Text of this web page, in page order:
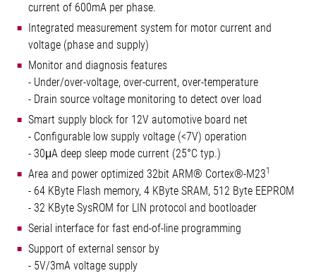
current of 600mA per phase.
Integrated measurement system for motor current and
voltage (phase and supply)
Monitor and diagnosis features
- Under/over-voltage, over-current, over-temperature
- Drain source voltage monitoring to detect over load
Smart supply block for 12V automotive board net
- Configurable low supply voltage (<7V) operation
- 30μA deep sleep mode current (25°C typ.)
Area and power optimized 32bit ARM® Cortex®-M231
- 64 KByte Flash memory, 4 KByte SRAM, 512 Byte EEPROM
- 32 KByte SysROM for LIN protocol and bootloader
Serial interface for fast end-of-line programming
Support of external sensor by
- 5V/3mA voltage supply